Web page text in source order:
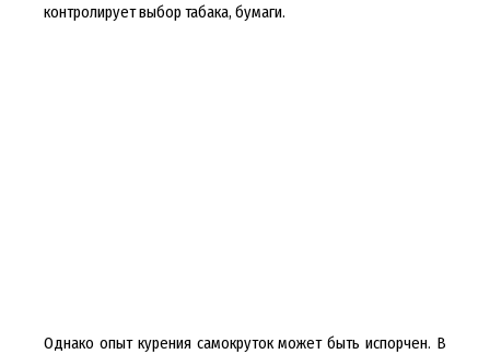
контролирует выбор табака, бумаги.
Однако опыт курения самокруток может быть испорчен. В